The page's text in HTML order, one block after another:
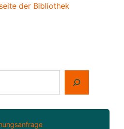
der Bibliothek